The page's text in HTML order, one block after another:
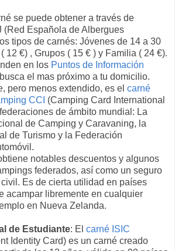
se puede obtener a través de
(Red Española de Albergues
tipos de carnés: Jóvenes de 14 a 30
12 €) , Grupos ( 15 € ) y Familia ( 24 €).
en los Puntos de Información
el mas próximo a tu domicilio.
pero menos extendido, es el carné
CCI (Camping Card International
de ámbito mundial: La
de Camping y Caravaning, la
de Turismo y la Federación
notables descuentos y algunos
federados, así como un seguro
Es de cierta utilidad en países
acampar libremente en cualquier
en Nueva Zelanda.
de Estudiante: El carné ISIC
Identity Card) es un carné creado